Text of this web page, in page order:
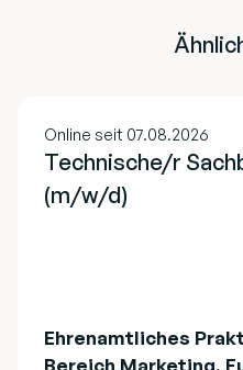
Online seit 07.08.2026
Technische/r
(m/w/d)
Ehrenamtliches
Bereich Marketing,